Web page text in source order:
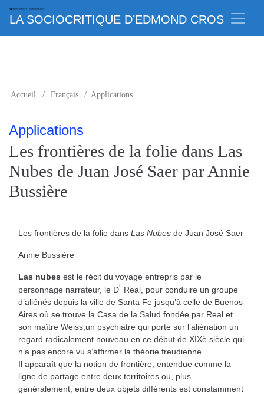
LA SOCIOCRITIQUE D’EDMOND CROS
Accueil / Français / Applications
Applications
Les frontières de la folie dans Las
Nubes de Juan José Saer par Annie
Bussière
Les frontières de la folie dans Las Nubes de Juan José Saer
Annie Bussière
Las nubes est le récit du voyage entrepris par le
personnage narrateur, le D
r
Real, pour conduire un groupe
d’aliénés depuis la ville de Santa Fe jusqu’à celle de Buenos
Aires où se trouve la Casa de la Salud fondée par Real et
son maître Weiss,un psychiatre qui porte sur l’aliénation un
regard radicalement nouveau en ce début de XIXè siècle qui
n’a pas encore vu s’affirmer la théorie freudienne.
Il apparaît que la notion de frontière, entendue comme la
ligne de partage entre deux territoires ou, plus
généralement, entre deux objets différents est constamment